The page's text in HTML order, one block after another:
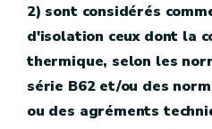
2) sont considérés
d'isolation ceux dont la
thermique, selon les
série B62 et/ou des
ou des agréments